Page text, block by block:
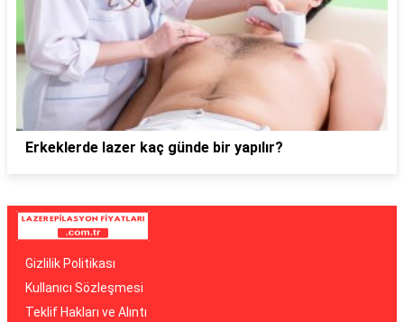
Erkeklerde lazer kaç günde bir yapılır?
Gizlilik Politikası
Kullanıcı Sözleşmesi
Teklif Hakları ve Alıntı